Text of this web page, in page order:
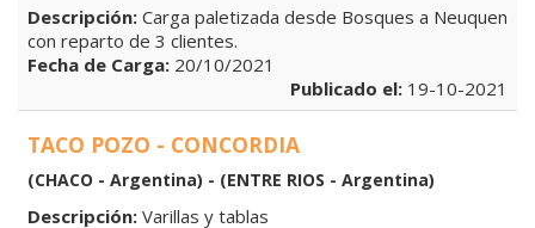
Descripción: Carga paletizada desde Bosques a Neuquen
con reparto de 3 clientes.
Fecha de Carga: 20/10/2021
Publicado el: 19-10-2021
TACO POZO - CONCORDIA
(CHACO - Argentina) - (ENTRE RIOS - Argentina)
Descripción: Varillas y tablas